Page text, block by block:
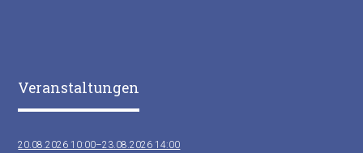
Veranstaltungen
20.08.2026 10:00–23.08.2026 14:00